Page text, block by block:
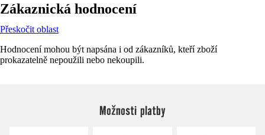
Zákaznická hodnocení
Přeskočit oblast
Hodnocení mohou být napsána i od zákazníků, kteří zboží
prokazatelně nepoužili nebo nekoupili.
Možnosti platby